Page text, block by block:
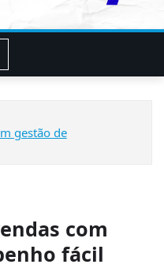
gestão de
com
fácil